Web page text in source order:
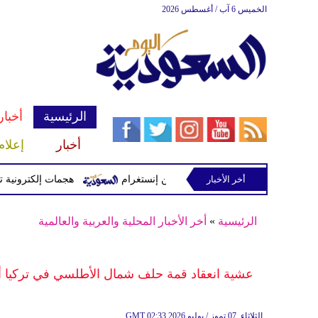
الخميس 6 آب / أغسطس 2026
الرئيسية
أخبار
هجمات إلكترونية يثير الجدل بعد حذف صوره من إنستغرام
أخر الأخبار
الرئيسية » أخر الأخبار المحلية والعربية والعالمية
عشية انعقاد قمة حلف شمال الأطلسي في تركيا
GMT 02:33 2026 الثلاثاء ,07 تموز / يوليو